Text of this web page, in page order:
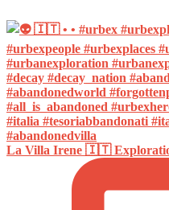
La Villa Irene 🇮🇹